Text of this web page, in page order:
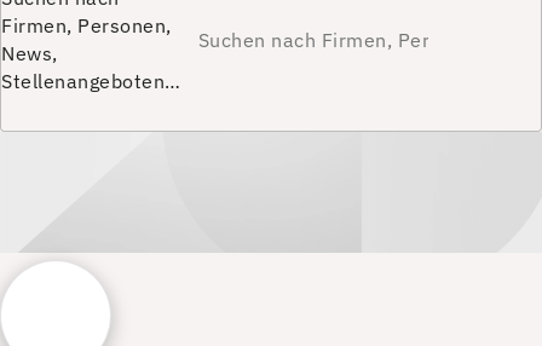
Firmen, Personen,
News,
Stellenangeboten…